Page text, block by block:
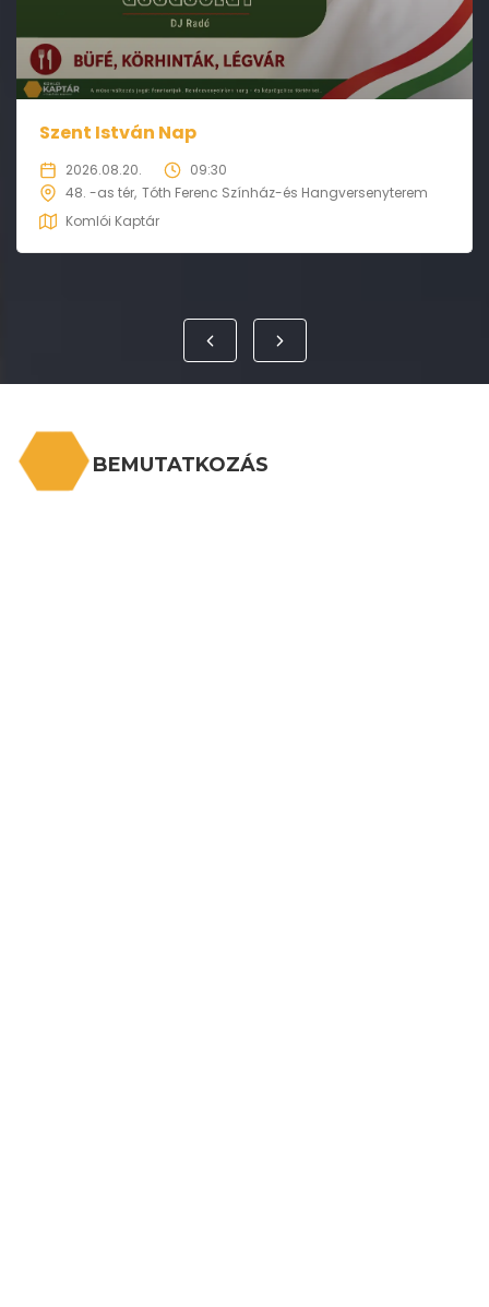
Szent István Nap
2026.08.20.
09:30
48. -as tér Tóth Ferenc Színház-és Hangversenyterem
Komlói Kaptár
BEMUTATKOZÁS